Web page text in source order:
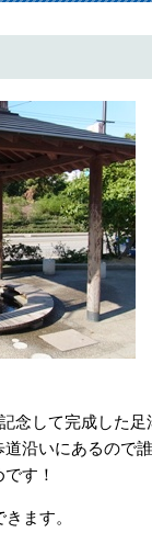
念して完成した
沿いにあるので
す！
ます。